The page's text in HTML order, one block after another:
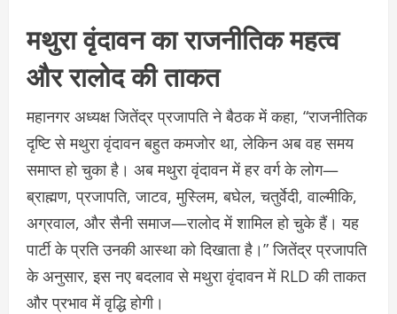
मथुरा वृंदावन का राजनीतिक महत्व
और रालोद की ताकत
महानगर अध्यक्ष जितेंद्र प्रजापति ने बैठक में कहा, “राजनीतिक
दृष्टि से मथुरा वृंदावन बहुत कमजोर था, लेकिन अब वह समय
समाप्त हो चुका है। अब मथुरा वृंदावन में हर वर्ग के लोग—
ब्राह्मण, प्रजापति, जाटव, मुस्लिम, बघेल, चतुर्वेदी, वाल्मीकि,
अग्रवाल, और सैनी समाज—रालोद में शामिल हो चुके हैं। यह
पार्टी के प्रति उनकी आस्था को दिखाता है।” जितेंद्र प्रजापति
के अनुसार, इस नए बदलाव से मथुरा वृंदावन में RLD की ताकत
और प्रभाव में वृद्धि होगी।